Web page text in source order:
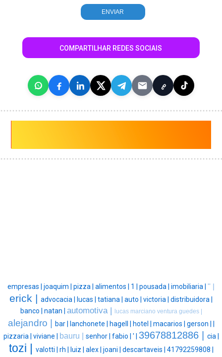
COMPARTILHAR REDES SOCIAIS
empresas | joaquim | pizza | alimentos | 1 | pousada | imobiliaria | '' |
erick | advocacia | lucas | tatiana | auto | victoria | distribuidora |
banco | natan | automotiva | lucas marciano ventura guedes |
alejandro | bar | lanchonete | hagell | hotel | macarios | gerson |
pizzaria | viviane | bauru | senhor | fabio | ' | 39678812886 | cia |
tozi | valotti | rh | luiz | alex | joani | descartaveis | 41792259808 |